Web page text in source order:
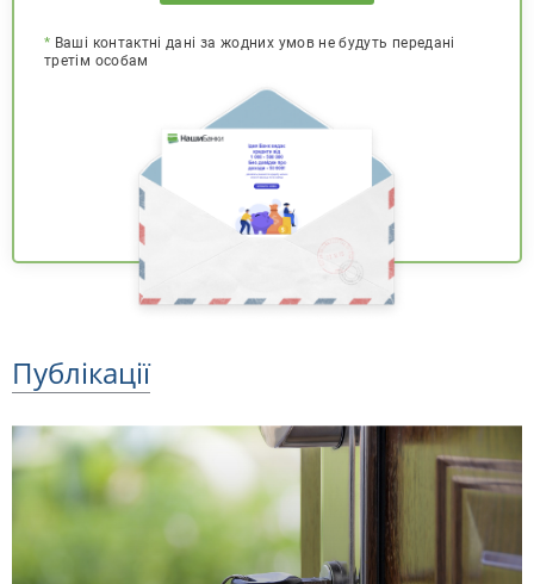
* Ваші контактні дані за жодних умов не будуть передані
третім особам
Публікації